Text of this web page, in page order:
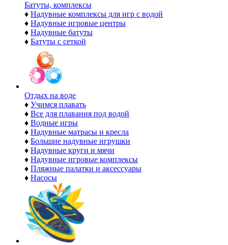
Батуты, комплексы
♦ Надувные комплексы для игр с водой
♦ Надувные игровые центры
♦ Надувные батуты
♦ Батуты с сеткой
Отдых на воде
♦ Учимся плавать
♦ Все для плавания под водой
♦ Водные игры
♦ Надувные матрасы и кресла
♦ Большие надувные игрушки
♦ Надувные круги и мячи
♦ Надувные игровые комплексы
♦ Пляжные палатки и аксессуары
♦ Насосы